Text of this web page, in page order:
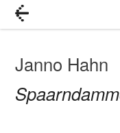
Janno Hahn